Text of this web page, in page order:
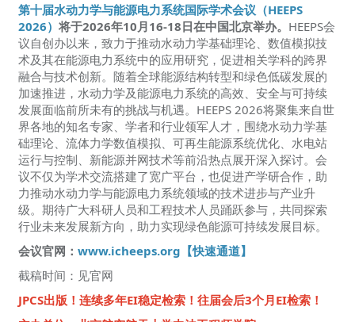
第十届水动力学与能源电力系统国际学术会议（HEEPS
2026） 将于2026年10月16-18日在中国北京举办。 HEEPS会
议自创办以来，致力于推动水动力学基础理论、数值模拟技
术及其在能源电力系统中的应用研究，促进相关学科的跨界
融合与技术创新。随着全球能源结构转型和绿色低碳发展的
加速推进，水动力学及能源电力系统的高效、安全与可持续
发展面临前所未有的挑战与机遇。HEEPS 2026将聚集来自世
界各地的知名专家、学者和行业领军人才，围绕水动力学基
础理论、流体力学数值模拟、可再生能源系统优化、水电站
运行与控制、新能源并网技术等前沿热点展开深入探讨。会
议不仅为学术交流搭建了宽广平台，也促进产学研合作，助
力推动水动力学与能源电力系统领域的技术进步与产业升
级。期待广大科研人员和工程技术人员踊跃参与，共同探索
行业未来发展新方向，助力实现绿色能源可持续发展目标。
会议官网： www.icheeps.org【快速通道】
截稿时间：见官网
JPCS出版！连续多年EI稳定检索！往届会后3个月EI检索！